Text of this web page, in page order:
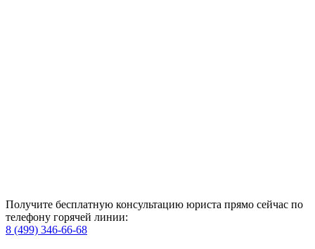
Получите бесплатную консультацию юриста прямо сейчас по
телефону горячей линии:
8 (499) 346-66-68